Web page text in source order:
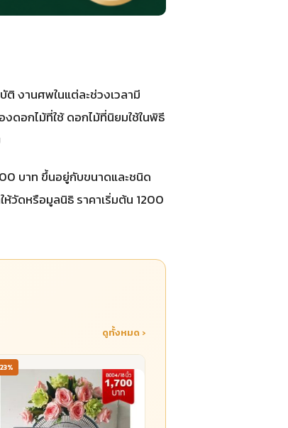
ติ งานศพในแต่ละช่วงเวลามี
ดอกไม้ที่ใช้ ดอกไม้ที่นิยมใช้ในพิธี
บาท ขึ้นอยู่กับขนาดและชนิด
ห้วัดหรือมูลนิธิ ราคาเริ่มต้น 1200
ดูทั้งหมด ›